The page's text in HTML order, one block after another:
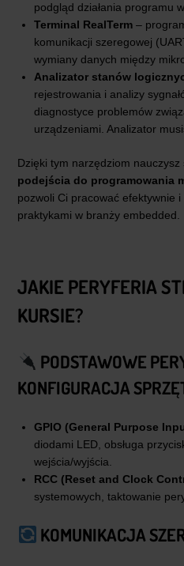
podgląd działania programu
Terminal RealTerm –
komunikacji szeregowej
wymiany danych między
Analizator stanów
rejestrowania i analizy
diagnostyce problemów
urządzeniami. Analizator
Dzięki tym narzędziom nauczysz
podejścia do programowania
pozwoli Ci pracować efektywnie
praktykami w branży embedded.
JAKIE PERYFERIA
KURSIE?
PODSTAWOWE
KONFIGURACJA
GPIO (General Purpose
diodami LED, obsługa
wejścia/wyjścia.
RCC (Reset and Clock
systemowych, taktowanie
KOMUNIKACJA